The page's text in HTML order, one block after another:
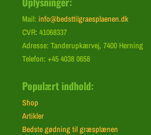
Mail: info@bedsttilgraesplaenen.dk
CVR: 41068337
Adresse: Tanderupkærvej, 7400 Herning
Telefon: +45 4038 0658
Populært indhold:
Shop
Artikler
Bedste gødning til græsplænen